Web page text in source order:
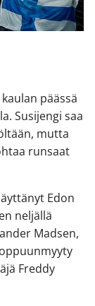
päässä
Susijengi saa
mutta
runsaat
Edon
neljällä
Madsen,
Freddy